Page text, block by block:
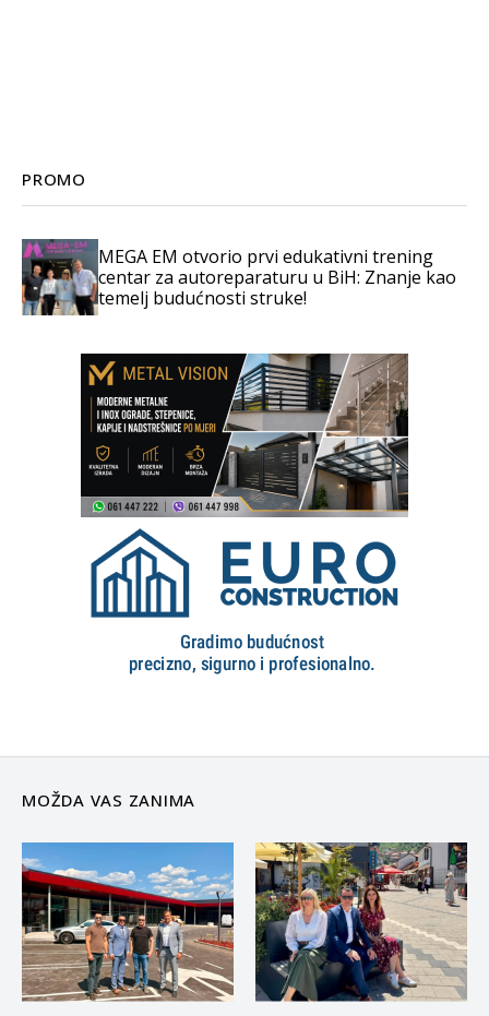
PROMO
MEGA EM otvorio prvi edukativni trening
centar za autoreparaturu u BiH: Znanje kao
temelj budućnosti struke!
MOŽDA VAS ZANIMA